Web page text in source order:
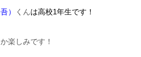
） くんは高校1年生です！
楽しみです！